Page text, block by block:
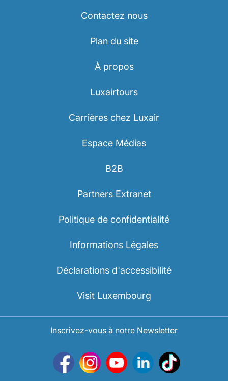
Contactez nous
Plan du site
À propos
Luxairtours
Carrières chez Luxair
Espace Médias
B2B
Partners Extranet
Politique de confidentialité
Informations Légales
Déclarations d'accessibilité
Visit Luxembourg
Inscrivez-vous à notre Newsletter